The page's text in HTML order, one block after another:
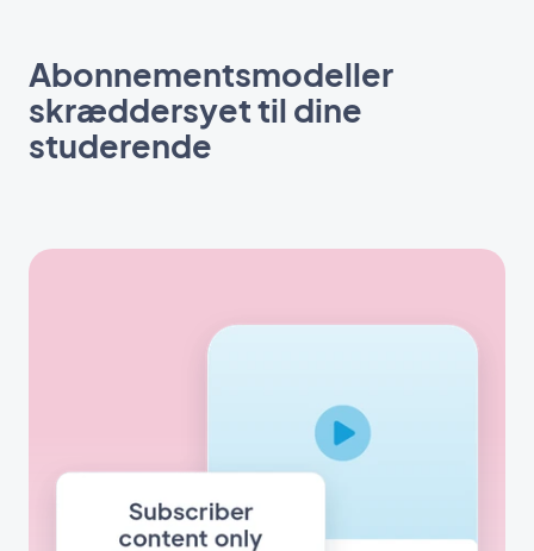
Abonnementsmodeller
skræddersyet til dine
studerende